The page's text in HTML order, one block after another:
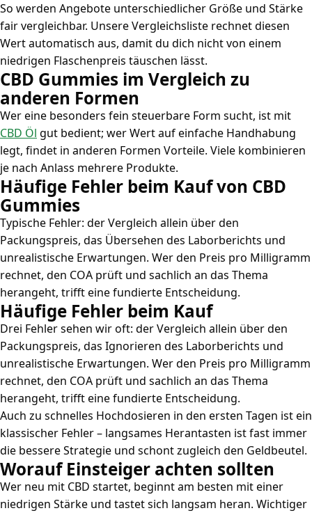
So werden Angebote unterschiedlicher Größe und Stärke
fair vergleichbar. Unsere Vergleichsliste rechnet diesen
Wert automatisch aus, damit du dich nicht von einem
niedrigen Flaschenpreis täuschen lässt.
CBD Gummies im Vergleich zu
anderen Formen
Wer eine besonders fein steuerbare Form sucht, ist mit
CBD Öl gut bedient; wer Wert auf einfache Handhabung
legt, findet in anderen Formen Vorteile. Viele kombinieren
je nach Anlass mehrere Produkte.
Häufige Fehler beim Kauf von CBD
Gummies
Typische Fehler: der Vergleich allein über den
Packungspreis, das Übersehen des Laborberichts und
unrealistische Erwartungen. Wer den Preis pro Milligramm
rechnet, den COA prüft und sachlich an das Thema
herangeht, trifft eine fundierte Entscheidung.
Häufige Fehler beim Kauf
Drei Fehler sehen wir oft: der Vergleich allein über den
Packungspreis, das Ignorieren des Laborberichts und
unrealistische Erwartungen. Wer den Preis pro Milligramm
rechnet, den COA prüft und sachlich an das Thema
herangeht, trifft eine fundierte Entscheidung.
Auch zu schnelles Hochdosieren in den ersten Tagen ist ein
klassischer Fehler – langsames Herantasten ist fast immer
die bessere Strategie und schont zugleich den Geldbeutel.
Worauf Einsteiger achten sollten
Wer neu mit CBD startet, beginnt am besten mit einer
niedrigen Stärke und tastet sich langsam heran. Wichtiger